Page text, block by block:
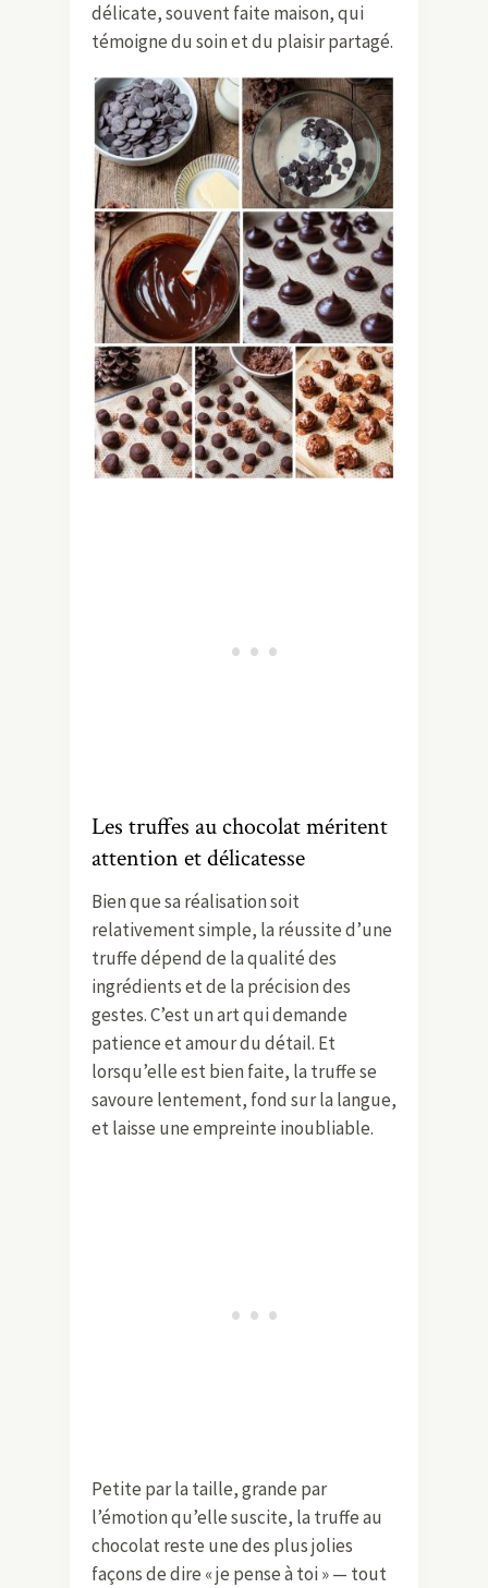
délicate, souvent faite maison, qui
témoigne du soin et du plaisir partagé.
Les truffes au chocolat méritent
attention et délicatesse
Bien que sa réalisation soit
relativement simple, la réussite d’une
truffe dépend de la qualité des
ingrédients et de la précision des
gestes. C’est un art qui demande
patience et amour du détail. Et
lorsqu’elle est bien faite, la truffe se
savoure lentement, fond sur la langue,
et laisse une empreinte inoubliable.
Petite par la taille, grande par
l’émotion qu’elle suscite, la truffe au
chocolat reste une des plus jolies
façons de dire « je pense à toi » — tout